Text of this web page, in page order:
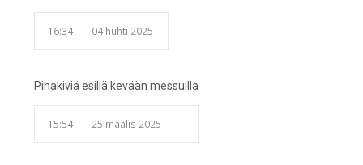
16:34 04 huhti 2025
Pihakiviä esillä kevään messuilla
15:54 25 maalis 2025